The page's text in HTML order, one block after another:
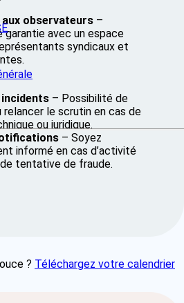
? Téléchargez votre calendrier
observateurs –
garantie avec un espace
syndicaux et
– Possibilité de
relancer le scrutin en cas de
ou juridique.
– Soyez
informé en cas d’activité
tentative de fraude.